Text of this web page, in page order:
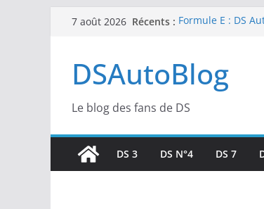
Passer7 août 2026 Récents : Formule E : DS
s’apprête à
E-Prix de Tokyo :
pour DS PENSKE
E-Prix de Tokyo :
SailGP : Retour
Margaux Billy
DSAutoBlog
Le blog des fans de DS
DS 3 DS N°4 DS 7